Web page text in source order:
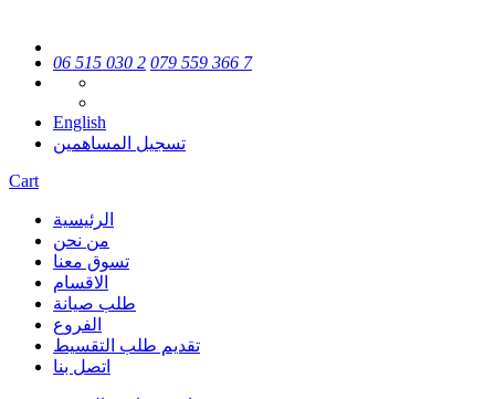
06 515 030 2 079 559 366 7
English
تسجيل المساهمين
Cart
الرئيسية
من نحن
تسوق معنا
الاقسام
طلب صيانة
الفروع
تقديم طلب التقسيط
اتصل بنا